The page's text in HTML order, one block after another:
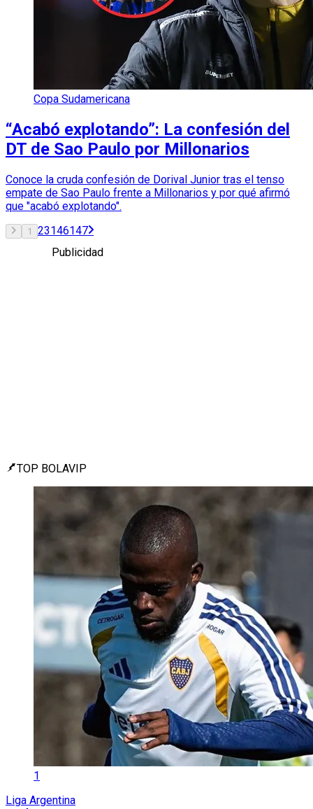
Copa Sudamericana
“Acabó explotando”: La confesión del
DT de Sao Paulo por Millonarios
Conoce la cruda confesión de Dorival Junior tras el tenso
empate de Sao Paulo frente a Millonarios y por qué afirmó
que "acabó explotando".
1 23146147
Publicidad
TOP BOLAVIP
1
Liga Argentina